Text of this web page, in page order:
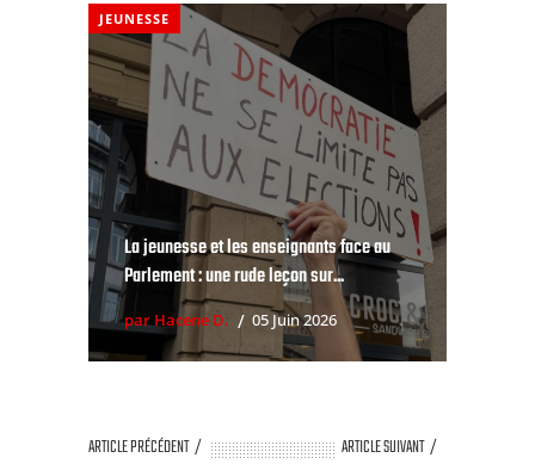
JEUNESSE
La jeunesse et les enseignants face au
Parlement : une rude leçon sur...
par Hacene D. 05 Juin 2026
ARTICLE PRÉCÉDENT
ARTICLE SUIVANT